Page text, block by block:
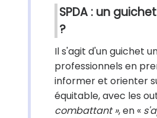
SPDA : un
?
Il s'agit d'un guichet
professionnels en
informer et orienter
équitable, avec les
combattant », en «